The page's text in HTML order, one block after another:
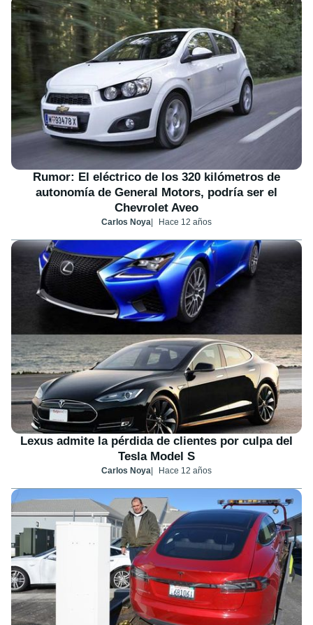
Rumor: El eléctrico de los 320 kilómetros de
autonomía de General Motors, podría ser el
Chevrolet Aveo
Carlos Noya Hace 12 años
Lexus admite la pérdida de clientes por culpa del
Tesla Model S
Carlos Noya Hace 12 años